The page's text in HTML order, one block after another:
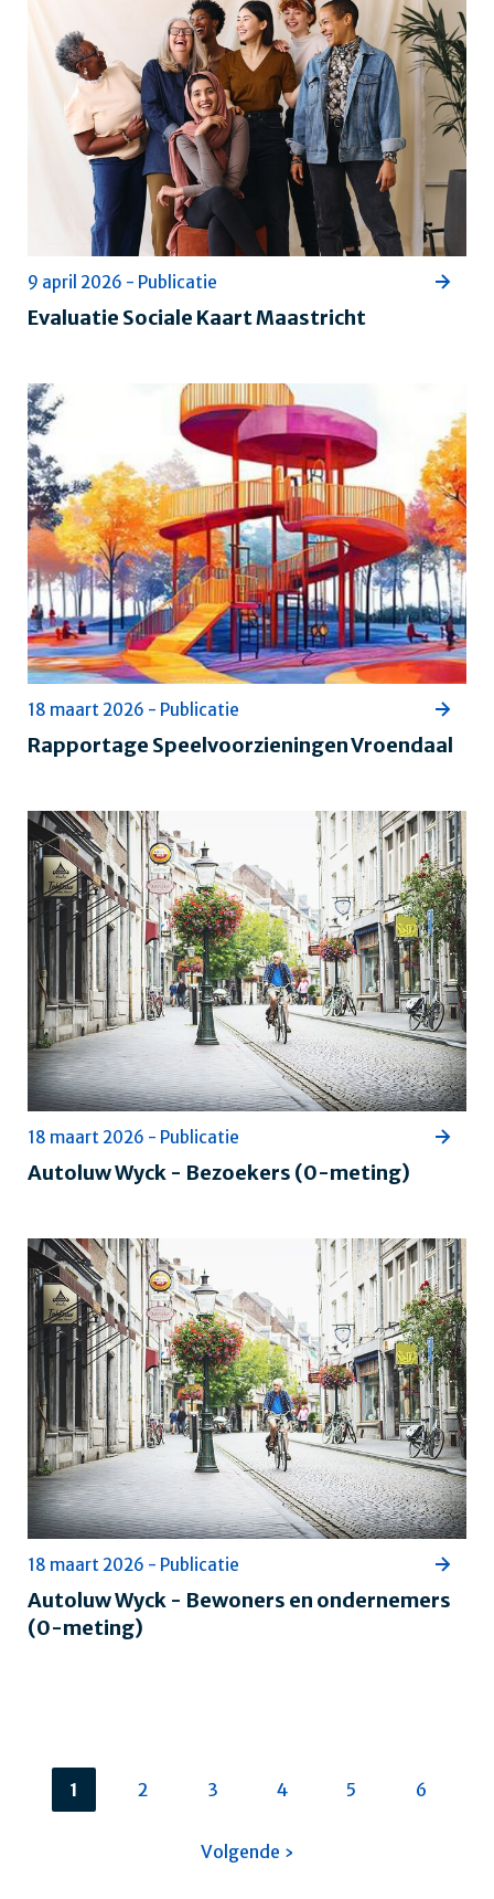
Evaluatie Sociale Kaart Maastricht
9 april 2026 - Publicatie
Rapportage Speelvoorzieningen Vroendaal
18 maart 2026 - Publicatie
Autoluw Wyck - Bezoekers (0-meting)
18 maart 2026 - Publicatie
Autoluw Wyck - Bewoners en ondernemers
(0-meting)
18 maart 2026 - Publicatie
Huidige
pagina
1 Pagina
2 Pagina
3 Pagina
4 Pagina
5 Pagina
6
Volgende
pagina
Volgende ›